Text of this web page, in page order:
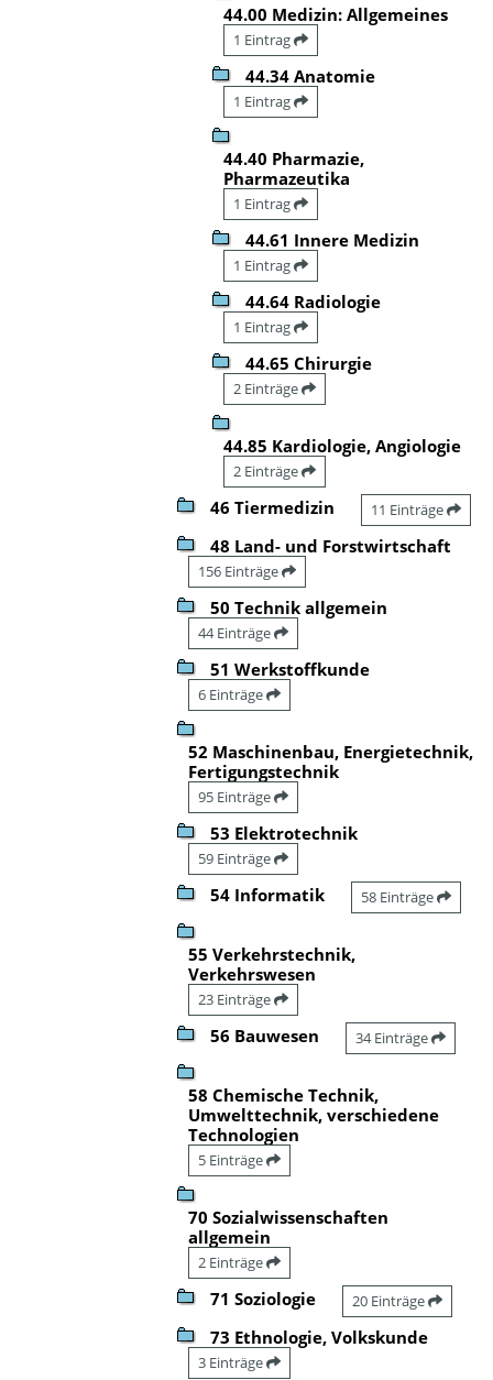
44.00 Medizin: Allgemeines
1 Eintrag
44.34 Anatomie
1 Eintrag
44.40 Pharmazie,
Pharmazeutika
1 Eintrag
44.61 Innere Medizin
1 Eintrag
44.64 Radiologie
1 Eintrag
44.65 Chirurgie
2 Einträge
44.85 Kardiologie, Angiologie
2 Einträge
46 Tiermedizin 11 Einträge
48 Land- und Forstwirtschaft
156 Einträge
50 Technik allgemein
44 Einträge
51 Werkstoffkunde
6 Einträge
52 Maschinenbau, Energietechnik,
Fertigungstechnik
95 Einträge
53 Elektrotechnik
59 Einträge
54 Informatik 58 Einträge
55 Verkehrstechnik,
Verkehrswesen
23 Einträge
56 Bauwesen 34 Einträge
58 Chemische Technik,
Umwelttechnik, verschiedene
Technologien
5 Einträge
70 Sozialwissenschaften
allgemein
2 Einträge
71 Soziologie 20 Einträge
73 Ethnologie, Volkskunde
3 Einträge